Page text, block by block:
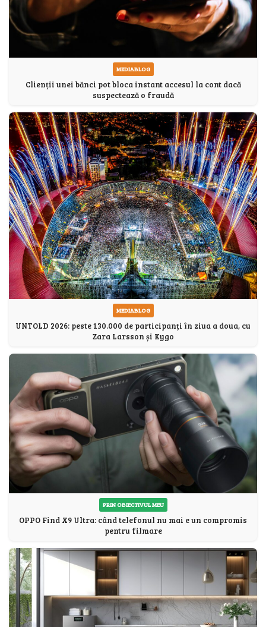
MEDIABLOG
Clienții unei bănci pot bloca instant accesul la cont dacă
suspectează o fraudă
MEDIABLOG
UNTOLD 2026: peste 130.000 de participanți în ziua a doua, cu
Zara Larsson și Kygo
PRIN OBIECTIVUL MEU
OPPO Find X9 Ultra: când telefonul nu mai e un compromis
pentru filmare